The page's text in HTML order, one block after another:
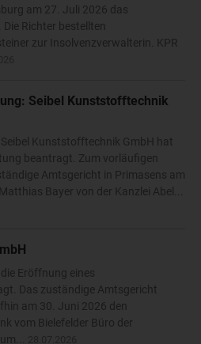
am 27. Juli 2026 das
Richter bestellten
zur Insolvenzverwalterin. KPR
Seibel Kunststofftechnik
Kunststofftechnik GmbH hat
beantragt. Zum vorläufigen
Amtsgericht in Primasens am
Bayer von der Kanzlei Abel...
Eröffnung eines
Das zuständige Amtsgericht
am 30. Juni 2026 den
vom Bielefelder Büro der